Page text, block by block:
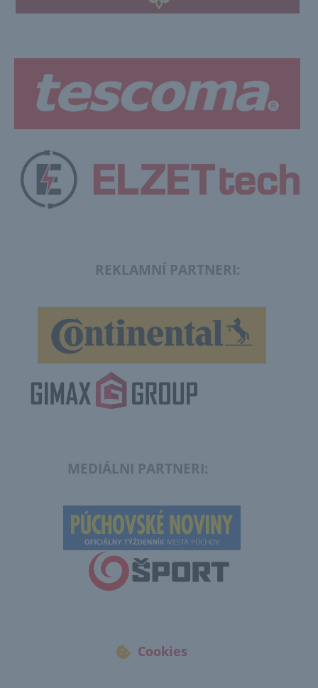
REKLAMNÍ PARTNERI:
MEDIÁLNI PARTNERI:
Cookies